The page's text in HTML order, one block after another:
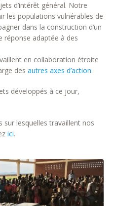
d’intérêt général. Notre
les populations vulnérables de
dans la construction d’un
réponse adaptée à des
en collaboration étroite
des autres axes d’action.
développés à ce jour,
sur lesquelles travaillent nos
ici.